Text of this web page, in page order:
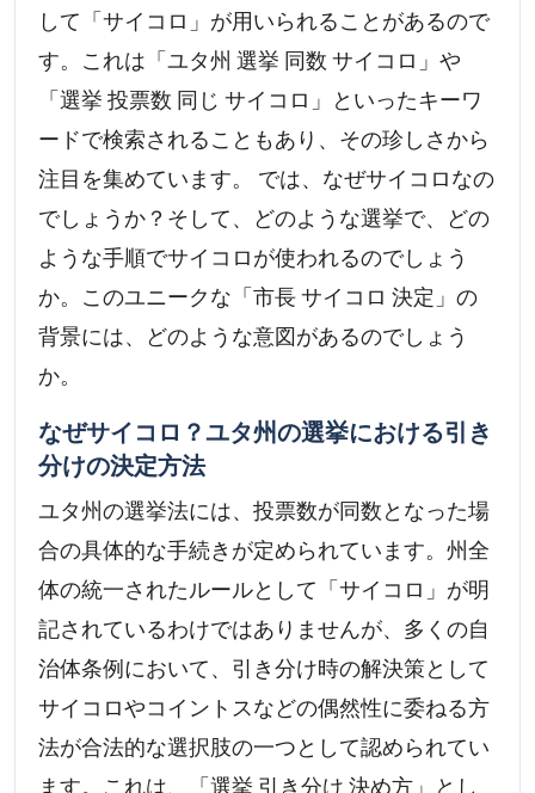
して「サイコロ」が用いられることがあるので
す。これは「ユタ州 選挙 同数 サイコロ」や
「選挙 投票数 同じ サイコロ」といったキーワ
ードで検索されることもあり、その珍しさから
注目を集めています。 では、なぜサイコロなの
でしょうか？そして、どのような選挙で、どの
ような手順でサイコロが使われるのでしょう
か。このユニークな「市長 サイコロ 決定」の
背景には、どのような意図があるのでしょう
か。
なぜサイコロ？ユタ州の選挙における引き
分けの決定方法
ユタ州の選挙法には、投票数が同数となった場
合の具体的な手続きが定められています。州全
体の統一されたルールとして「サイコロ」が明
記されているわけではありませんが、多くの自
治体条例において、引き分け時の解決策として
サイコロやコイントスなどの偶然性に委ねる方
法が合法的な選択肢の一つとして認められてい
ます。これは、「選挙 引き分け 決め方」とし